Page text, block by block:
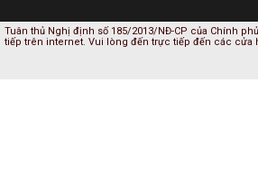
Tuân thủ Nghị định số 185/2013/NĐ-CP của Chính
tiếp trên internet. Vui lòng đến trực tiếp đến các